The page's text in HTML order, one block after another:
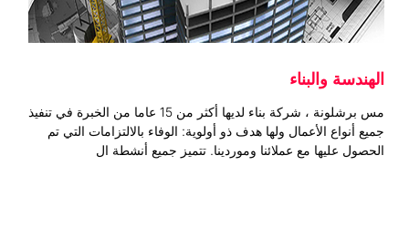
الهندسة والبناء
مس برشلونة ، شركة بناء لديها أكثر من 15 عاما من الخبرة في تنفيذ
جميع أنواع الأعمال ولها هدف ذو أولوية: الوفاء بالالتزامات التي تم
الحصول عليها مع عملائنا وموردينا. تتميز جميع أنشطة ال